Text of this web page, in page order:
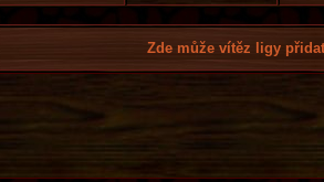
Zde může vítěz ligy